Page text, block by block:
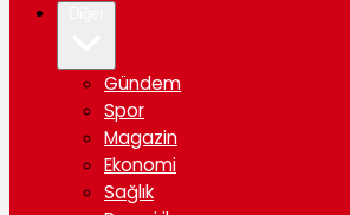
Gündem
Spor
Magazin
Ekonomi
Sağlık